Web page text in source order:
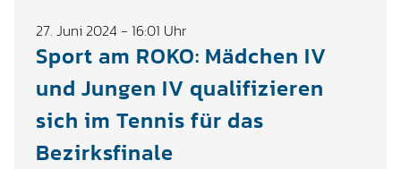
27. Juni 2024 - 16:01 Uhr
Sport am ROKO: Mädchen IV
und Jungen IV qualifizieren
sich im Tennis für das
Bezirksfinale